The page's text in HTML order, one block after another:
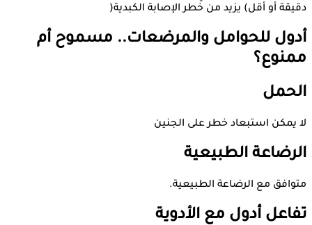
دقيقة أو أقل) يزيد من خطر الإصابة الكبدية(
أدول للحوامل والمرضعات.. مسموح أم
ممنوع؟
الحمل
لا يمكن استبعاد خطر على الجنين
الرضاعة الطبيعية
متوافق مع الرضاعة الطبيعية.
تفاعل أدول مع الأدوية